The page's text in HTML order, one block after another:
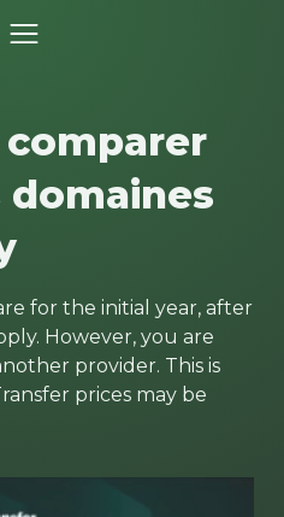
domaines
for the initial year, after
However, you are
provider. This is
prices may be